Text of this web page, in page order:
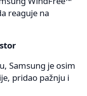
reaguje na
Samsung je osim
pridao pažnju i